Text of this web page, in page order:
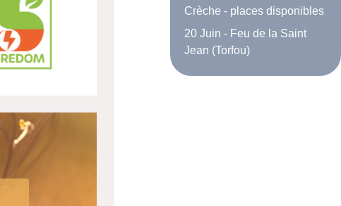
Crèche - places disponibles
20 Juin - Feu de la Saint
Jean (Torfou)